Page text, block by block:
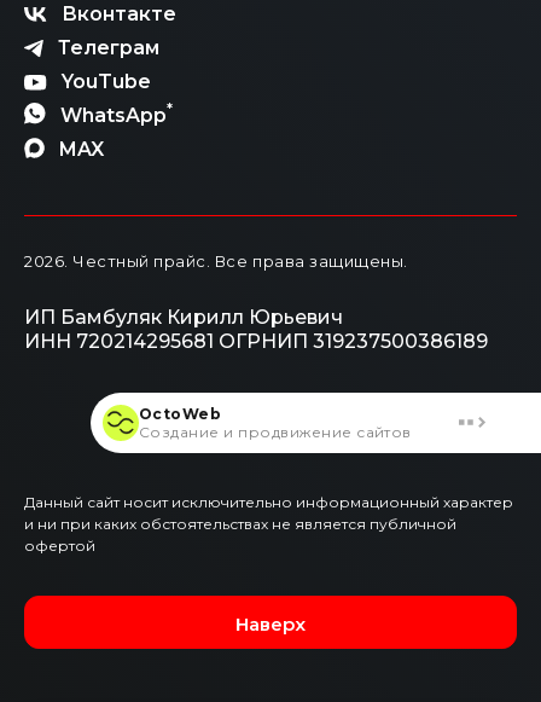
Вконтакте
Телеграм
YouTube
WhatsApp*
MAX
2026 . Честный прайс. Все права защищены.
ИП Бамбуляк Кирилл Юрьевич
ИНН 720214295681 ОГРНИП 319237500386189
Данный сайт носит исключительно информационный характер
и ни при каких обстоятельствах не является публичной
офертой
Наверх
OctoWeb
Создание и продвижение сайтов